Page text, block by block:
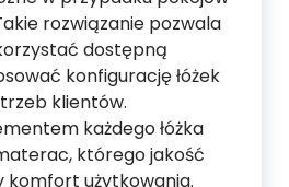
rozwiązanie pozwala
dostępną
konfigurację łóżek
klientów.
każdego łóżka
którego jakość
komfort użytkowania.